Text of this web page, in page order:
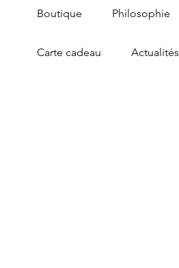
Boutique Philosophie
Carte cadeau Actualités